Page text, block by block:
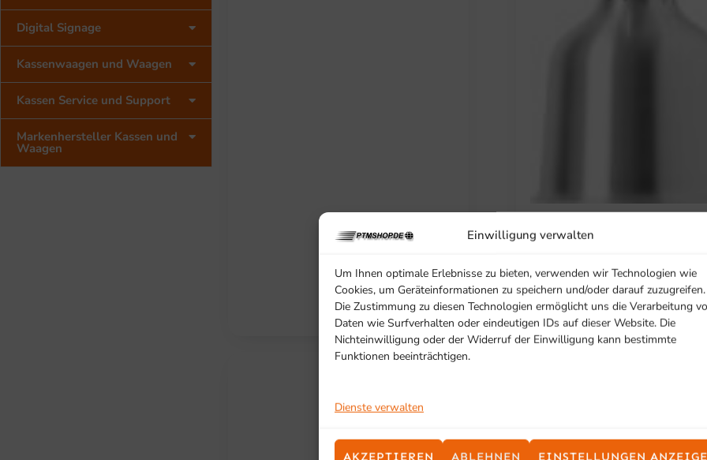
Einwilligung verwalten
Um Ihnen optimale Erlebnisse zu bieten, verwenden wir Technologien wie
Cookies, um Geräteinformationen zu speichern und/oder darauf zuzugreifen.
Die Zustimmung zu diesen Technologien ermöglicht uns die Verarbeitung
Daten wie Surfverhalten oder eindeutigen IDs auf dieser Website. Die
Nichteinwilligung oder der Widerruf der Einwilligung kann bestimmte
Funktionen beeinträchtigen.
Dienste verwalten
AKZEPTIEREN ABLEHNEN EINSTELLUNGEN
Digital Signage
Kassenwaagen und Waagen
Kassen Service und Support
Markenhersteller Kassen und
Waagen
LUCY
IN DEN WARENKORB